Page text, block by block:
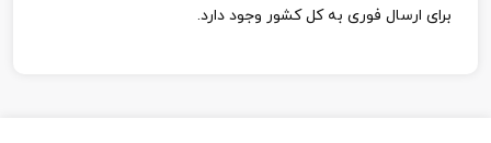
برای ارسال فوری به کل کشور وجود دارد.